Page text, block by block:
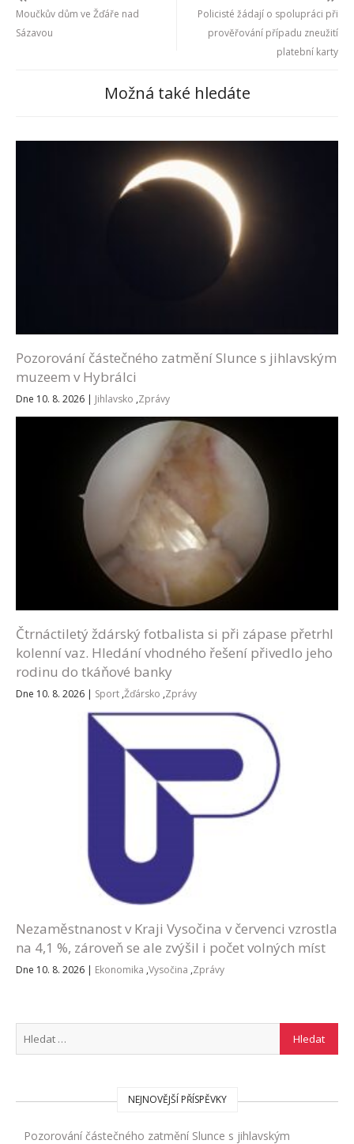
Moučkův dům ve Žďáře nad
Sázavou
Policisté žádají o spolupráci při
prověřování případu zneužití
platební karty
Možná také hledáte
Pozorování částečného zatmění Slunce s jihlavským
muzeem v Hybrálci
Dne 10. 8. 2026 | Jihlavsko ,Zprávy
Čtrnáctiletý ždárský fotbalista si při zápase přetrhl
kolenní vaz. Hledání vhodného řešení přivedlo jeho
rodinu do tkáňové banky
Dne 10. 8. 2026 | Sport ,Žďársko ,Zprávy
Nezaměstnanost v Kraji Vysočina v červenci vzrostla
na 4,1 %, zároveň se ale zvýšil i počet volných míst
Dne 10. 8. 2026 | Ekonomika ,Vysočina ,Zprávy
NEJNOVĚJŠÍ PŘÍSPĚVKY
Pozorování částečného zatmění Slunce s jihlavským